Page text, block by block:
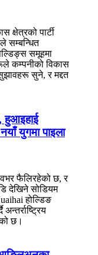
क्षेत्रको पार्टी
सम्बन्धित
समूहमा
कम्पनीको विकास
सुने, र मद्दत
हुआइहाई
युगमा पाइला
फैलिरहेको छ, र
देखिने सोडियम
होल्डिङ
छ।